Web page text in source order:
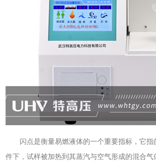
闪点是衡量易燃液体的一个重要指标，它指
件下，试样被加热到其蒸汽与空气形成的混合气